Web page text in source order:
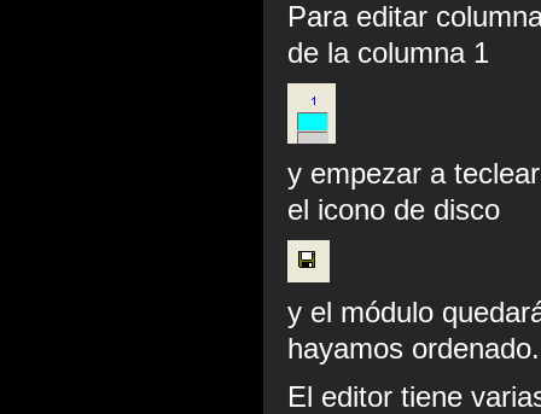
Para editar
de la columna 1
y empezar a
el icono de disco
y el módulo
hayamos ordenado.
El editor tiene